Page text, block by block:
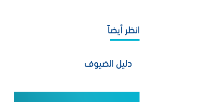
انظر أيضاً
دليل الضيوف